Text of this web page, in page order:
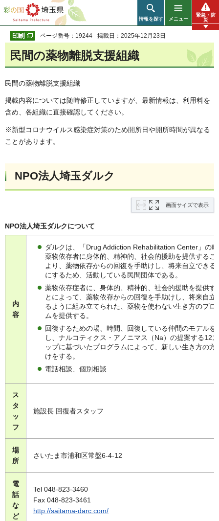
彩の国 埼玉県
情報を探す メニュー
緊急・防
災
ページ番号：19244 掲載日：2025年12月23日
民間の薬物離脱支援組織
民間の薬物離脱支援組織
掲載内容については随時修正していますが、最新情報は、利用料を
含め、各組織に直接確認してください。
※新型コロナウイルス感染症対策のため開所日や開所時間が異なる
ことがあります。
NPO法人埼玉ダルク
画面サイズで表示
NPO法人埼玉ダルクについて
内
容
ダルクは、「Drug Addiction Rehabilitation Center」の
薬物依存者に身体的、精神的、社会的援助を提供するこ
より、薬物依存からの回復を手助けし、将来自立できる
にするため、活動している民間団体である。
薬物依存症者に、身体的、精神的、社会的援助を提供す
とによって、薬物依存からの回復を手助けし、将来自立
るように組み立てられた、薬物を使わない生き方のプロ
ムを提供する。
回復するための場、時間、回復している仲間のモデルを
し、ナルコティクス・アノニマス（Na）の提案する12
ップに基づいたプログラムによって、新しい生き方の方
けをする。
電話相談、個別相談
ス
タ
ッ
フ
施設長 回復者スタッフ
場
所
さいたま市浦和区常盤6-4-12
電
話
な
ど
Tel 048-823-3460
Fax 048-823-3461
http://saitama-darc.com/